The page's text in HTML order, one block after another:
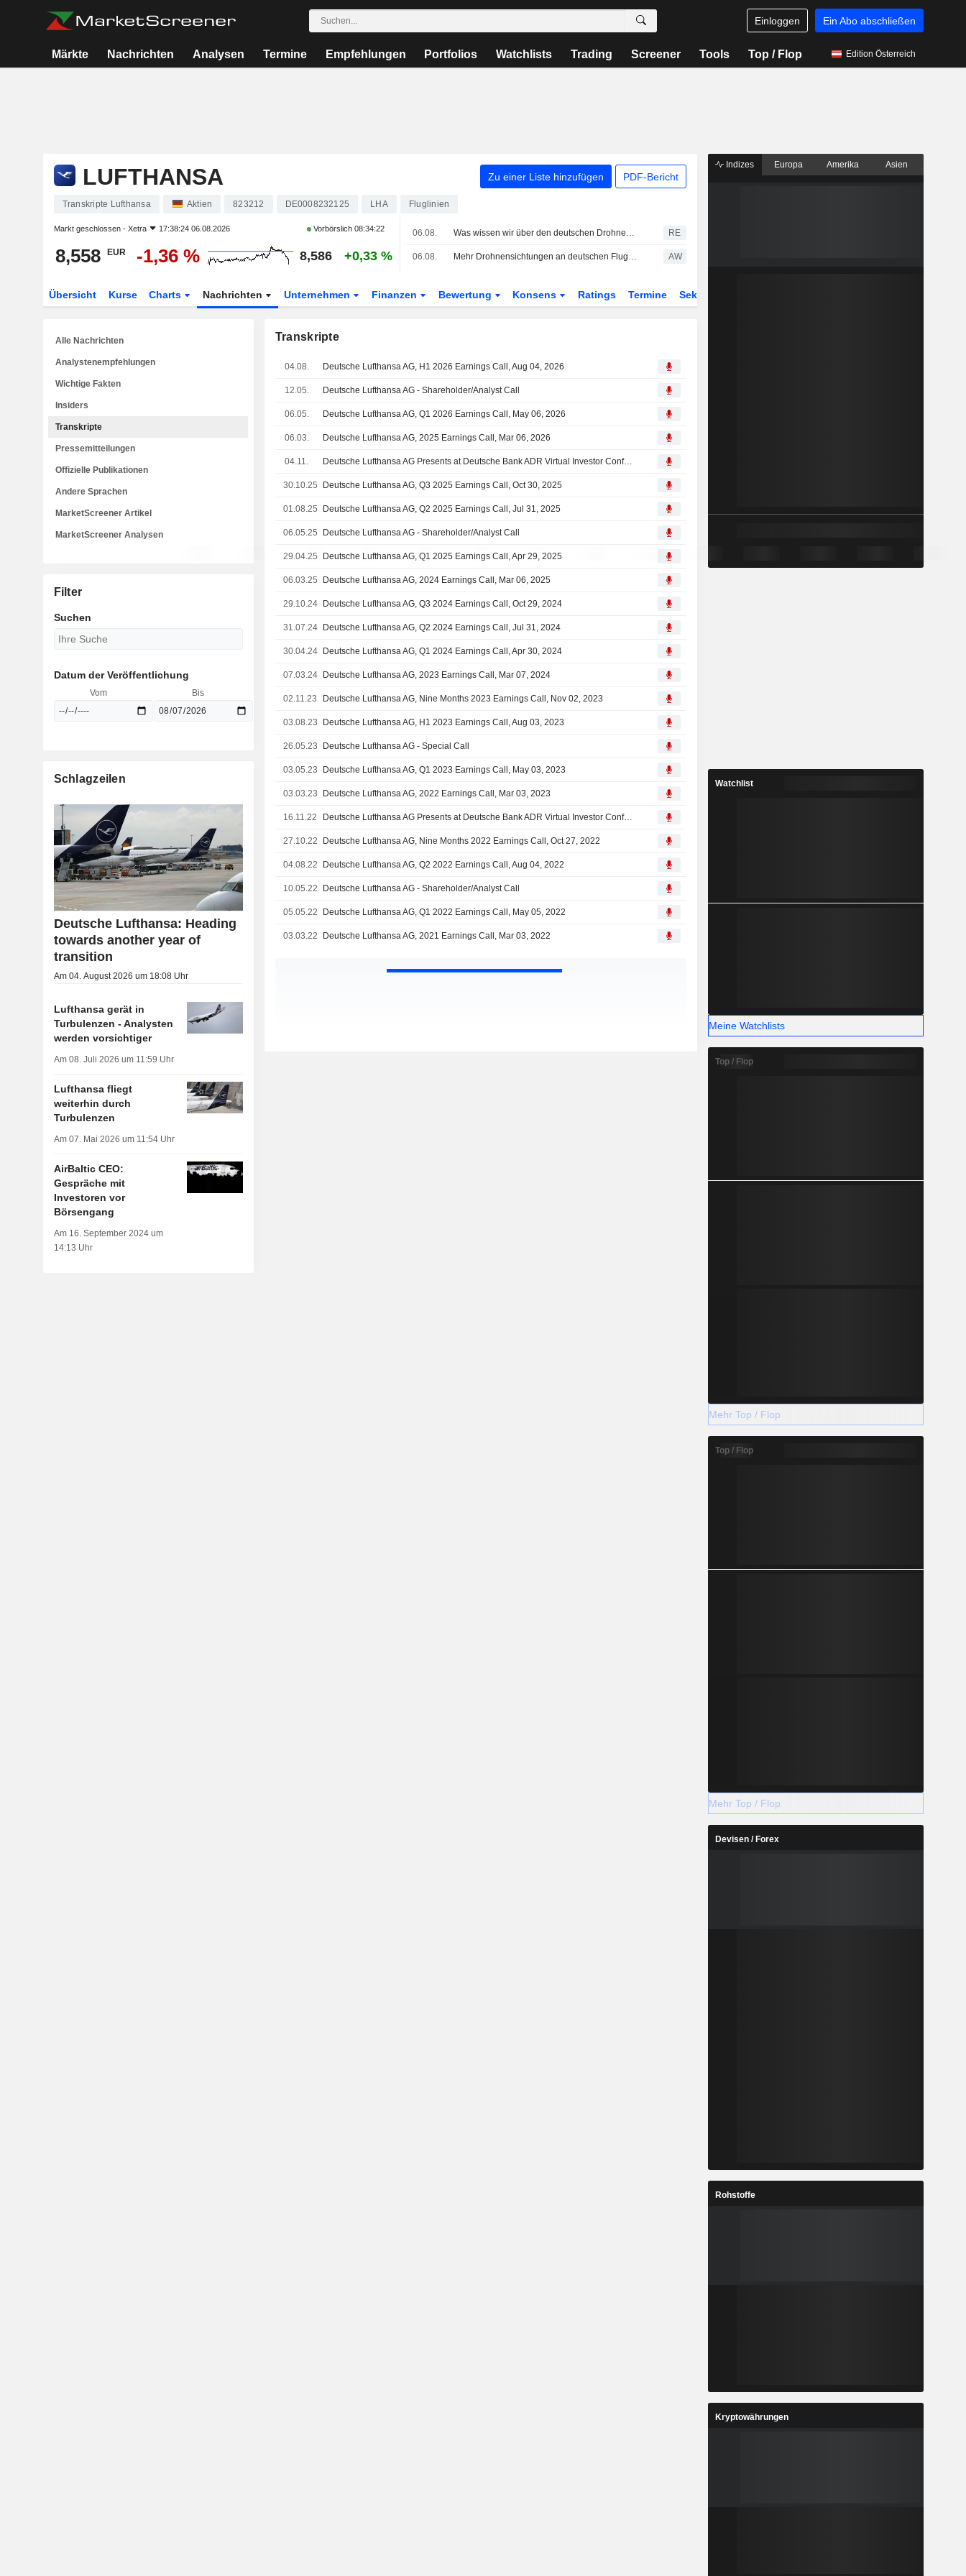
Einloggen Ein Abo abschließen
Märkte Nachrichten Analysen Termine Empfehlungen Portfolios Watchlists Trading Screener Tools Top / Flop Edition Österreich
LUFTHANSA Zu einer Liste hinzufügen PDF-Bericht
Transkripte Lufthansa Aktien 823212 DE0008232125 LHA Fluglinien
Markt geschlossen - Xetra 17:38:24 06.08.2026 Vorbörslich08:34:22
8,558 EUR -1,36 % 8,586 +0,33 %
06.08. Was wissen wir über den deutschen Drohnenvorfall und den Flughafen, auf den er abzielte? RE
06.08. Mehr Drohnensichtungen an deutschen Flughäfen AW
Übersicht Kurse Charts Nachrichten Unternehmen Finanzen Bewertung Konsens Ratings Termine Sektor
Transkripte
04.08. Deutsche Lufthansa AG, H1 2026 Earnings Call, Aug 04, 2026
12.05. Deutsche Lufthansa AG - Shareholder/Analyst Call
06.05. Deutsche Lufthansa AG, Q1 2026 Earnings Call, May 06, 2026
06.03. Deutsche Lufthansa AG, 2025 Earnings Call, Mar 06, 2026
04.11. Deutsche Lufthansa AG Presents at Deutsche Bank ADR Virtual Investor Conference 2025, Nov-04-2025 11:00 AM
30.10.25 Deutsche Lufthansa AG, Q3 2025 Earnings Call, Oct 30, 2025
01.08.25 Deutsche Lufthansa AG, Q2 2025 Earnings Call, Jul 31, 2025
06.05.25 Deutsche Lufthansa AG - Shareholder/Analyst Call
29.04.25 Deutsche Lufthansa AG, Q1 2025 Earnings Call, Apr 29, 2025
06.03.25 Deutsche Lufthansa AG, 2024 Earnings Call, Mar 06, 2025
29.10.24 Deutsche Lufthansa AG, Q3 2024 Earnings Call, Oct 29, 2024
31.07.24 Deutsche Lufthansa AG, Q2 2024 Earnings Call, Jul 31, 2024
30.04.24 Deutsche Lufthansa AG, Q1 2024 Earnings Call, Apr 30, 2024
07.03.24 Deutsche Lufthansa AG, 2023 Earnings Call, Mar 07, 2024
02.11.23 Deutsche Lufthansa AG, Nine Months 2023 Earnings Call, Nov 02, 2023
03.08.23 Deutsche Lufthansa AG, H1 2023 Earnings Call, Aug 03, 2023
26.05.23 Deutsche Lufthansa AG - Special Call
03.05.23 Deutsche Lufthansa AG, Q1 2023 Earnings Call, May 03, 2023
03.03.23 Deutsche Lufthansa AG, 2022 Earnings Call, Mar 03, 2023
16.11.22 Deutsche Lufthansa AG Presents at Deutsche Bank ADR Virtual Investor Conference, Nov-16-2022 10:00 AM
27.10.22 Deutsche Lufthansa AG, Nine Months 2022 Earnings Call, Oct 27, 2022
04.08.22 Deutsche Lufthansa AG, Q2 2022 Earnings Call, Aug 04, 2022
10.05.22 Deutsche Lufthansa AG - Shareholder/Analyst Call
05.05.22 Deutsche Lufthansa AG, Q1 2022 Earnings Call, May 05, 2022
03.03.22 Deutsche Lufthansa AG, 2021 Earnings Call, Mar 03, 2022
Alle Nachrichten
Analystenempfehlungen
Wichtige Fakten
Insiders
Transkripte
Pressemitteilungen
Offizielle Publikationen
Andere Sprachen
MarketScreener Artikel
MarketScreener Analysen
Filter
Suchen
Datum der Veröffentlichung
Vom Bis
Schlagzeilen
Deutsche Lufthansa: Heading
towards another year of
transition
Am 04. August 2026 um 18:08 Uhr
Lufthansa gerät in
Turbulenzen - Analysten
werden vorsichtiger
Am 08. Juli 2026 um 11:59 Uhr
Lufthansa fliegt
weiterhin durch
Turbulenzen
Am 07. Mai 2026 um 11:54 Uhr
AirBaltic CEO:
Gespräche mit
Investoren vor
Börsengang
Am 16. September 2024 um
14:13 Uhr
Indizes Europa Amerika Asien
Watchlist
Meine Watchlists
Top / Flop
Mehr Top / Flop
Top / Flop
Mehr Top / Flop
Devisen / Forex
Rohstoffe
Kryptowährungen